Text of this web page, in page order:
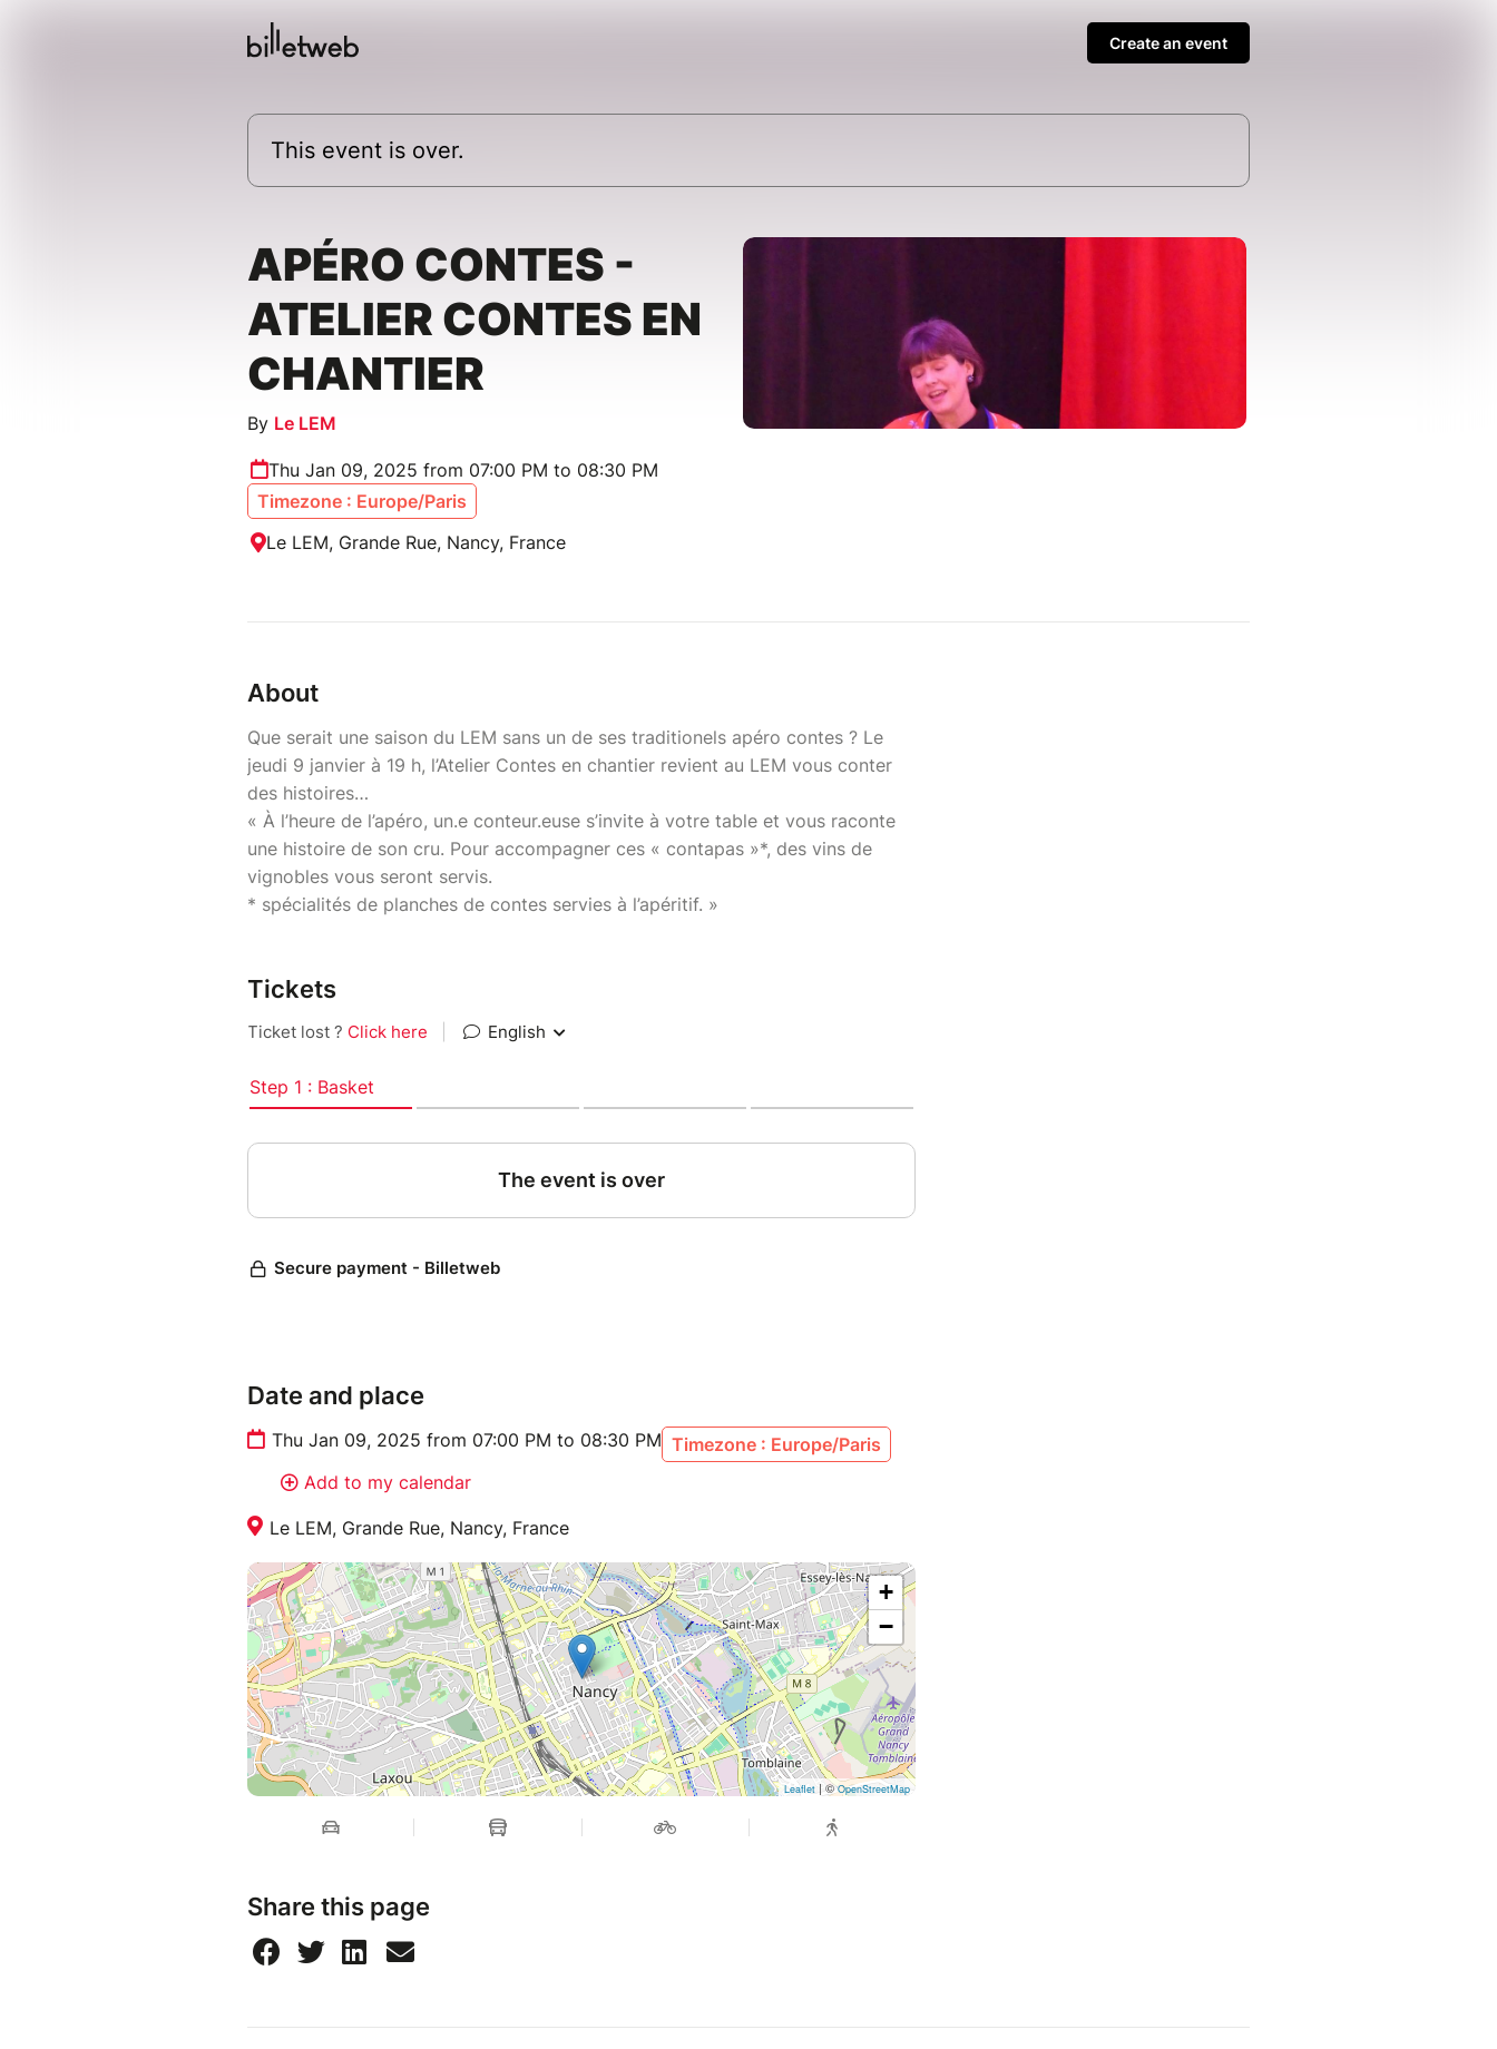
Create an event
This event is over.
APÉRO CONTES -
ATELIER CONTES EN
CHANTIER
By Le LEM
Thu Jan 09, 2025 from 07:00 PM to 08:30 PM
Timezone : Europe/Paris
Le LEM, Grande Rue, Nancy, France
About
Que serait une saison du LEM sans un de ses traditionels apéro contes ? Le
jeudi 9 janvier à 19 h, l’Atelier Contes en chantier revient au LEM vous conter
des histoires…
« À l’heure de l’apéro, un.e conteur.euse s’invite à votre table et vous raconte
une histoire de son cru. Pour accompagner ces « contapas »*, des vins de
vignobles vous seront servis.
* spécialités de planches de contes servies à l’apéritif. »
Tickets
Date and place
Thu Jan 09, 2025 from 07:00 PM to 08:30 PM Timezone : Europe/Paris
Add to my calendar
Le LEM, Grande Rue, Nancy, France
+
−
Leaflet | ©OpenStreetMap
Share this page